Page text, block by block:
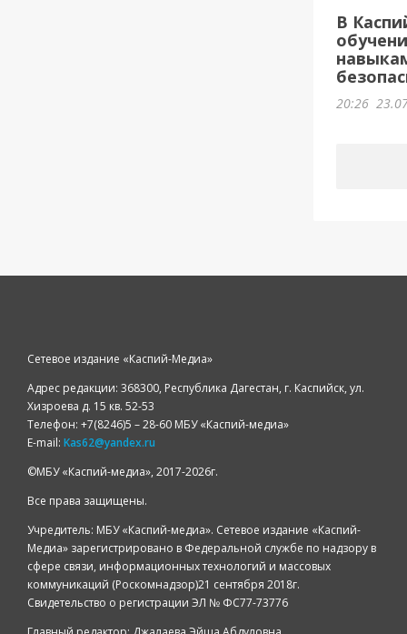
В
20:26
Сетевое издание «Каспий-Медиа»
Адрес редакции: 368300, Республика Дагестан, г. Каспийск, ул.
Хизроева д. 15 кв. 52-53
Телефон: +7(8246)5 – 28-60 МБУ «Каспий-медиа»
E-mail: Kas62@yandex.ru
©️МБУ «Каспий-медиа», 2017-2026г.
Все права защищены.
Учредитель: МБУ «Каспий-медиа». Сетевое издание «Каспий-
Медиа» зарегистрировано в Федеральной службе по надзору в
сфере связи, информационных технологий и массовых
коммуникаций (Роскомнадзор)21 сентября 2018г.
Свидетельство о регистрации ЭЛ № ФС77-73776